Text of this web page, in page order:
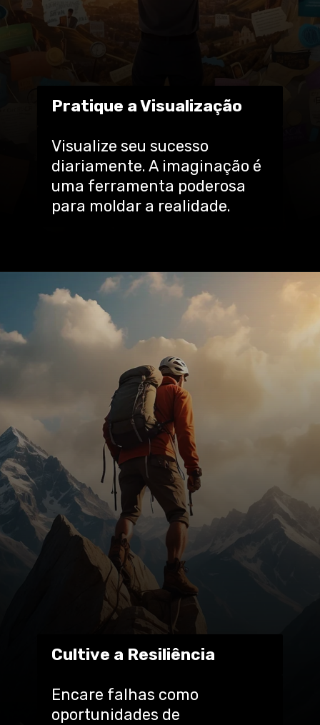
Visualize seu sucesso
diariamente. A imaginação é
uma ferramenta poderosa
para moldar a realidade.
Pratique a Visualização
Encare falhas como
oportunidades de
Cultive a Resiliência